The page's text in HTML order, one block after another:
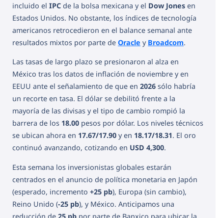
incluido el IPC de la bolsa mexicana y el Dow Jones en
Estados Unidos. No obstante, los índices de tecnología
americanos retrocedieron en el balance semanal ante
resultados mixtos por parte de Oracle y Broadcom.
Las tasas de largo plazo se presionaron al alza en
México tras los datos de inflación de noviembre y en
EEUU ante el señalamiento de que en 2026 sólo habría
un recorte en tasa. El dólar se debilitó frente a la
mayoría de las divisas y el tipo de cambio rompió la
barrera de los 18.00 pesos por dólar. Los niveles técnicos
se ubican ahora en 17.67/17.90 y en 18.17/18.31. El oro
continuó avanzando, cotizando en USD 4,300.
Esta semana los inversionistas globales estarán
centrados en el anuncio de política monetaria en Japón
(esperado, incremento +25 pb), Europa (sin cambio),
Reino Unido (-25 pb), y México. Anticipamos una
reducción de 25 pb por parte de Banxico para ubicar la